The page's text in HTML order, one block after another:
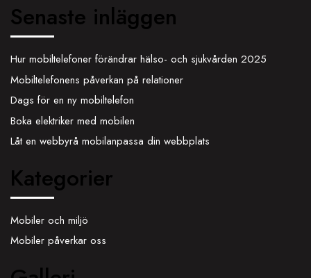
Senaste inläggen
Hur mobiltelefoner förändrar hälso- och sjukvården 2025
Mobiltelefonens påverkan på relationer
Dags för en ny mobiltelefon
Boka elektriker med mobilen
Låt en webbyrå mobilanpassa din webbplats
Kategorier
Mobiler och miljö
Mobiler påverkar oss